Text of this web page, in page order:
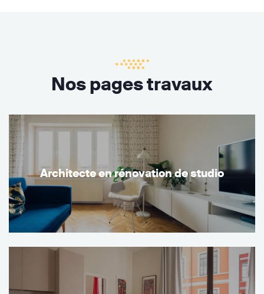
Nos pages travaux
Architecte en rénovation de studio